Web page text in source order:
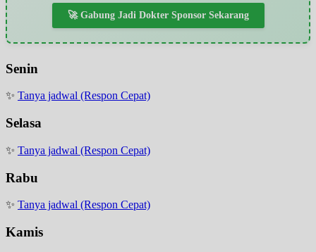
🚀 Gabung Jadi Dokter Sponsor Sekarang
Senin
✨ Tanya jadwal (Respon Cepat)
Selasa
✨ Tanya jadwal (Respon Cepat)
Rabu
✨ Tanya jadwal (Respon Cepat)
Kamis